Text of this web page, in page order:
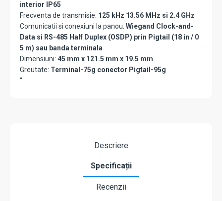
interior IP65
Frecventa de transmisie: 125 kHz 13.56 MHz si 2.4 GHz
Comunicatii si conexiuni la panou: Wiegand Clock-and-
Data si RS-485 Half Duplex (OSDP) prin Pigtail (18 in / 0
5 m) sau banda terminala
Dimensiuni: 45 mm x 121.5 mm x 19.5 mm
Greutate: Terminal-75g conector Pigtail-95g
"
Descriere
Specificații
Recenzii